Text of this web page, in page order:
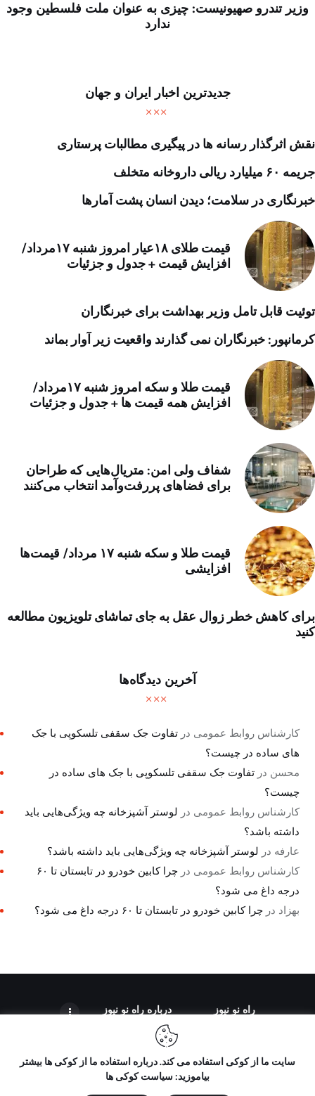
وزیر تندرو صهیونیست: چیزی به عنوان ملت فلسطین وجود
ندارد
جدیدترین اخبار ایران و جهان
نقش اثرگذار رسانه ها در پیگیری مطالبات پرستاری
جریمه ۶۰ میلیارد ریالی داروخانه متخلف
خبرنگاری در سلامت؛ دیدن انسان پشت آمارها
قیمت طلای ۱۸عیار امروز شنبه ۱۷مرداد/
افزایش قیمت + جدول و جزئیات
توئیت قابل تامل وزیر بهداشت برای خبرنگاران
کرمانپور: خبرنگاران نمی گذارند واقعیت زیر آوار بماند
قیمت طلا و سکه امروز شنبه ۱۷مرداد/
افزایش همه قیمت ها + جدول و جزئیات
شفاف ولی امن: متریال‌هایی که طراحان
برای فضاهای پررفت‌وآمد انتخاب می‌کنند
قیمت طلا و سکه شنبه ۱۷ مرداد/ قیمت‌ها
افزایشی
برای کاهش خطر زوال عقل به جای تماشای تلویزیون مطالعه
کنید
آخرین دیدگاه‌ها
کارشناس روابط عمومی درتفاوت جک سقفی تلسکوپی با جک
های ساده در چیست؟
محسن درتفاوت جک سقفی تلسکوپی با جک های ساده در
چیست؟
کارشناس روابط عمومی در لوستر آشپزخانه چه ویژگی‌هایی باید
داشته باشد؟
عارفه در لوستر آشپزخانه چه ویژگی‌هایی باید داشته باشد؟
کارشناس روابط عمومی در
چرا کابین خودرو در تابستان تا ۶۰
درجه داغ می شود؟
بهزاد درچرا کابین خودرو در تابستان تا ۶۰ درجه داغ می شود؟
راه نو نیوز درباره راه‌ نو نیوز
تمامی حقوق مطالب برای "راه نو نیوز" محفوظ است و هرگونه کپی
سایت ما از کوکی استفاده می کند. درباره استفاده ما از کوکی ها بیشتر
بیاموزید: سیاست کوکی ها